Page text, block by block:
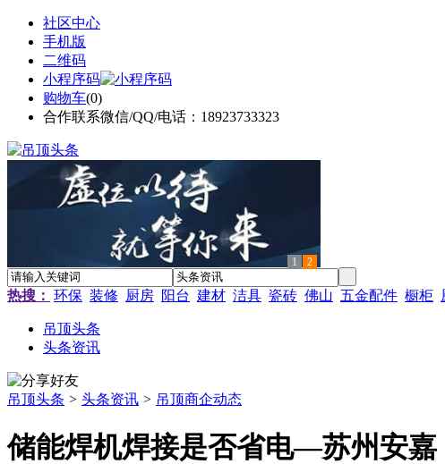
社区中心
手机版
二维码
小程序码
购物车(0)
合作联系微信/QQ/电话：18923733323
1 2
热搜： 环保 装修 厨房 阳台 建材 洁具 瓷砖 佛山 五金配件 橱柜
吊顶头条
头条资讯
吊顶头条 > 头条资讯 > 吊顶商企动态
储能焊机焊接是否省电—苏州安嘉